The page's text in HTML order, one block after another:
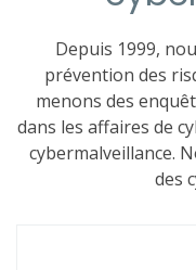
Depuis 1999,
prévention des
menons des
dans les affaires de
cybermalveillance.
des